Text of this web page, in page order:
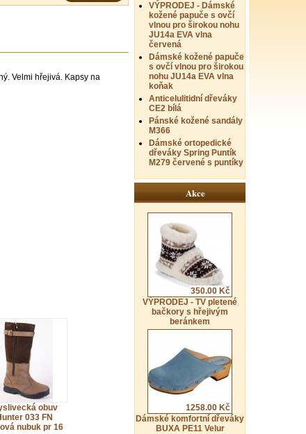
VÝPRODEJ - Dámské
kožené papuče s ovčí
vlnou pro širokou nohu
JU14a EVA vlna
červená
Dámské kožené papuče
s ovčí vlnou pro širokou
nohu JU14a EVA vlna
koňak
Anticelulitidní dřeváky
CE2 bílá
Pánské kožené sandály
M366
Dámské ortopedické
dřeváky Spring Puntík
M279 červené s puntíky
Akce
350.00 Kč
VÝPRODEJ - TV pletené
bačkory s hřejivým
beránkem
1258.00 Kč
Dámské komfortní dřeváky
BUXA PE11 Velur
Velmi hřejivá. Kapsy na
obuv
033 FN
nubuk pr 16